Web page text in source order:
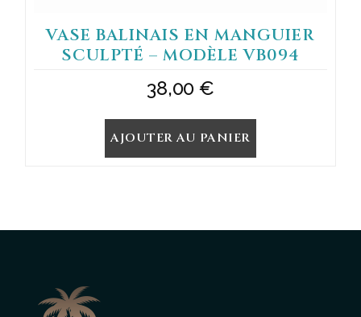
VASE BALINAIS EN MANGUIER
SCULPTÉ – MODÈLE VB094
38,00 €
AJOUTER AU PANIER